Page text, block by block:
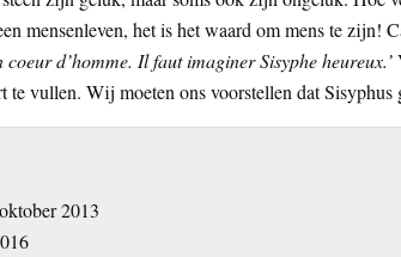
mensenleven, het is het waard om mens te zijn!
d’homme. Il faut imaginer Sisyphe heureux.’
te vullen. Wij moeten ons voorstellen dat Sisyphus
2013